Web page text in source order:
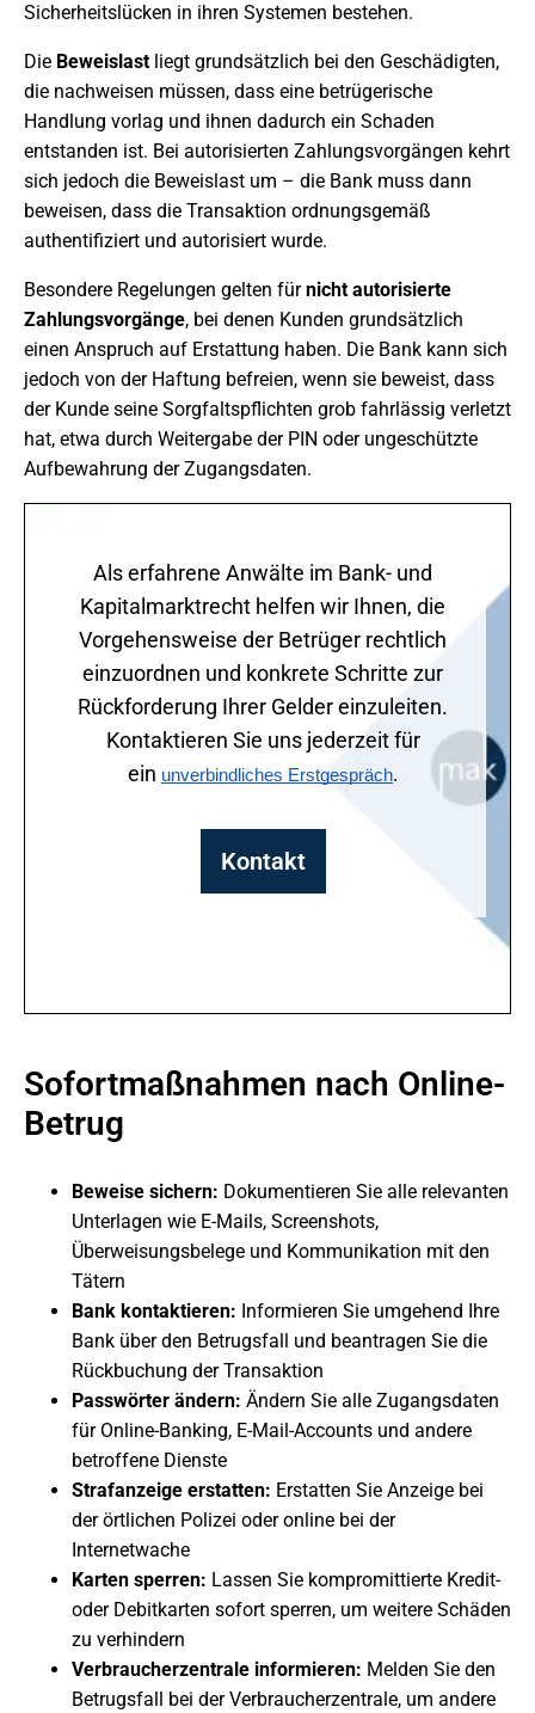
Sicherheitslücken in ihren Systemen bestehen.
Die Beweislast liegt grundsätzlich bei den Geschädigten,
die nachweisen müssen, dass eine betrügerische
Handlung vorlag und ihnen dadurch ein Schaden
entstanden ist. Bei autorisierten Zahlungsvorgängen kehrt
sich jedoch die Beweislast um – die Bank muss dann
beweisen, dass die Transaktion ordnungsgemäß
authentifiziert und autorisiert wurde.
Besondere Regelungen gelten fürnicht autorisierte
Zahlungsvorgänge, bei denen Kunden grundsätzlich
einen Anspruch auf Erstattung haben. Die Bank kann sich
jedoch von der Haftung befreien, wenn sie beweist, dass
der Kunde seine Sorgfaltspflichten grob fahrlässig verletzt
hat, etwa durch Weitergabe der PIN oder ungeschützte
Aufbewahrung der Zugangsdaten.
Als erfahrene Anwälte im Bank- und
Kapitalmarktrecht helfen wir Ihnen, die
Vorgehensweise der Betrüger rechtlich
einzuordnen und konkrete Schritte zur
Rückforderung Ihrer Gelder einzuleiten.
Kontaktieren Sie uns jederzeit für
ein unverbindliches Erstgespräch.
Kontakt
Sofortmaßnahmen nach Online-
Betrug
Beweise sichern: Dokumentieren Sie alle relevanten
Unterlagen wie E-Mails, Screenshots,
Überweisungsbelege und Kommunikation mit den
Tätern
Bank kontaktieren: Informieren Sie umgehend Ihre
Bank über den Betrugsfall und beantragen Sie die
Rückbuchung der Transaktion
Passwörter ändern: Ändern Sie alle Zugangsdaten
für Online-Banking, E-Mail-Accounts und andere
betroffene Dienste
Strafanzeige erstatten: Erstatten Sie Anzeige bei
der örtlichen Polizei oder online bei der
Internetwache
Karten sperren: Lassen Sie kompromittierte Kredit-
oder Debitkarten sofort sperren, um weitere Schäden
zu verhindern
Verbraucherzentrale informieren: Melden Sie den
Betrugsfall bei der Verbraucherzentrale, um andere